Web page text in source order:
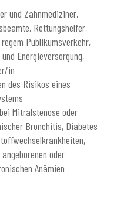
und Zahnmediziner,
Rettungshelfer,
Publikumsverkehr,
Energieversorgung,
in
des Risikos eines
Mitralstenose oder
Bronchitis, Diabetes
oder
Anämien